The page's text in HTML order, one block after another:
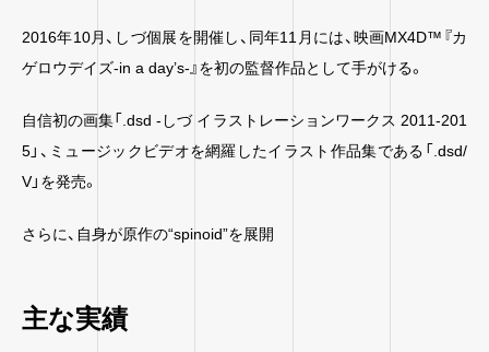
2016年10月、しづ個展を開催し、同年11月には、映画MX4D™『カ
ゲロウデイズ-in a day’s-』を初の監督作品として手がける。
自信初の画集「.dsd -しづ イラストレーションワークス 2011-201
5」、ミュージックビデオを網羅したイラスト作品集である「.dsd/
V」を発売。
さらに、自身が原作の“spinoid”を展開
主な実績